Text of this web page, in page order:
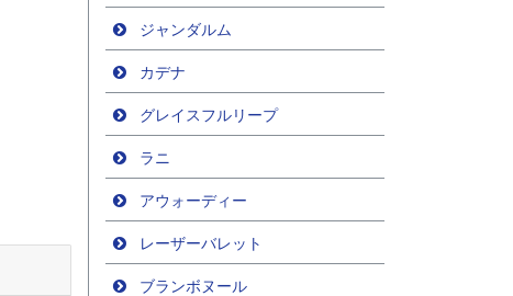
ジャンダルム
カデナ
グレイスフルリープ
ラニ
アウォーディー
レーザーバレット
ブランボヌール